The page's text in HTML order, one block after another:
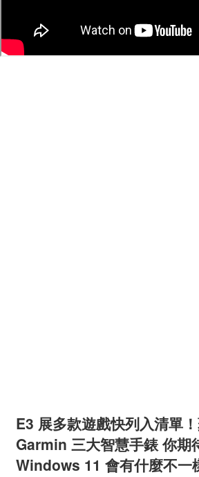
E3 展多款遊戲快列入清單！
Garmin 三大智慧手錶 你期
Windows 11 會有什麼不一